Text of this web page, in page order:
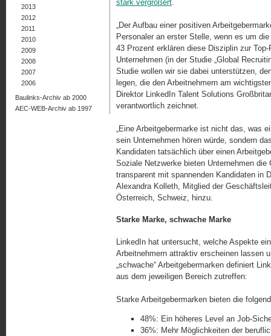
stark vergrößert.
„Der Aufbau einer positiven
Personaler an erster Stelle, wenn es um
43 Prozent erklären diese Disziplin zur Top-
Unternehmen (in der Studie „Global
Studie wollen wir sie dabei unter­stüt­zen,
legen, die den Ar­beit­neh­mern am
Direktor LinkedIn Talent Solutions
verantwortlich zeichnet.
„Eine Arbeitgebermarke ist nicht das, was
sein Unternehmen hören würde, sondern
Kandi­da­ten tatsächlich über einen
Soziale Netzwerke bieten Unternehmen die
transparent mit spannenden Kan­di­da­ten in
Alexandra Kolleth, Mitglied der
Österreich, Schweiz, hinzu.
Starke Marke, schwache Marke
LinkedIn hat untersucht, welche Aspekte
Arbeitnehmern attraktiv erscheinen lassen
„schwache“ Arbeitgebermarken definiert
aus dem jeweiligen Bereich zutreffen:
Starke Arbeitgebermarken bieten die
48%: Ein höheres Level an Job-
36%: Mehr Möglichkeiten der
2013
2012
2011
2010
2009
2008
2007
2006
Baulinks-Archiv ab 2000
AEC-WEB-Archiv ab 1997